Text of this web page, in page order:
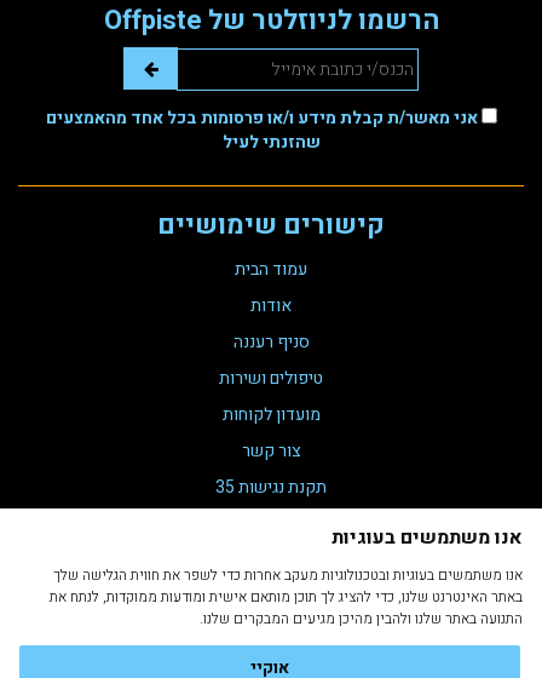
אנו משתמשים בעוגיות
אנו משתמשים בעוגיות ובטכנולוגיות מעקב אחרות כדי לשפר את חווית הגלישה שלך
באתר האינטרנט שלנו, כדי להציג לך תוכן מותאם אישית ומודעות ממוקדות, לנתח את
התנועה באתר שלנו ולהבין מהיכן מגיעים המבקרים שלנו.
אוקיי
קישורים שימושיים
עמוד הבית
אודות
סניף רעננה
טיפולים ושירות
מועדון לקוחות
צור קשר
תקנת נגישות 35
תקנון ותנאי שימוש
הרשמו לניוזלטר של Offpiste
אני מאשר/ת קבלת מידע ו/או פרסומות בכל אחד מהאמצעים
שהזנתי לעיל